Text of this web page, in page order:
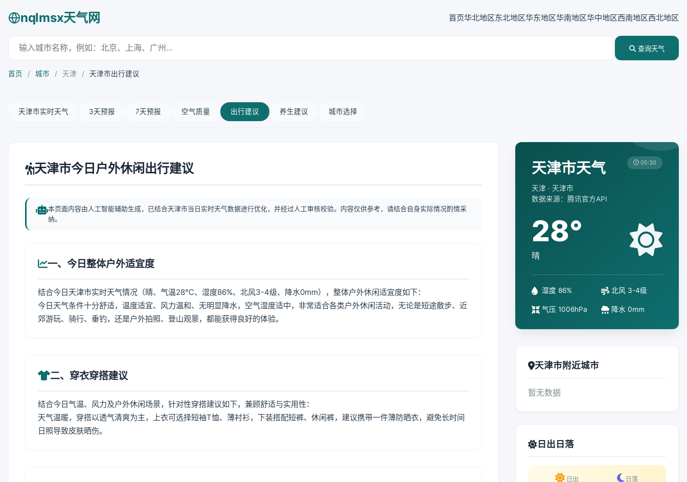
nqlmsx天气网 首页华北地区东北地区华东地区华南地区华中地区西南地区西北地区
查询天气
首页 / 城市 / 天津 / 天津市出行建议
天津市实时天气 3天预报 7天预报 空气质量 出行建议 养生建议 城市选择
天津市今日户外休闲出行建议
本页面内容由人工智能辅助生成，已结合天津市当日实时天气数据进行优化，并经过人工审核校验。内容仅供参考，请结合自身实际情况酌情采
纳。
一、今日整体户外适宜度
结合今日天津市实时天气情况（晴、气温28℃、湿度86%、北风3-4级、降水0mm），整体户外休闲适宜度如下：
今日天气条件十分舒适，温度适宜、风力温和、无明显降水，空气湿度适中，非常适合各类户外休闲活动，无论是短途散步、近
郊游玩、骑行、垂钓，还是户外拍照、登山观景，都能获得良好的体验。
二、穿衣穿搭建议
结合今日气温、风力及户外休闲场景，针对性穿搭建议如下，兼顾舒适与实用性：
天气温暖，穿搭以透气清爽为主，上衣可选择短袖T恤、薄衬衫，下装搭配短裤、休闲裤，建议携带一件薄防晒衣，避免长时间
日照导致皮肤晒伤。
天津市天气
天津 · 天津市
数据来源：腾讯官方API
05:30
28°
晴
湿度 86% 北风 3-4级
气压 1006hPa 降水 0mm
天津市附近城市
暂无数据
日出日落
日出 日落